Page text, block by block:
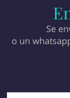
Se
o un